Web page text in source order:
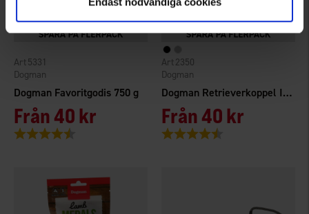
Dogman Favoritgodis 750 g
Dogman
5331
Från40 kr
Betyg:
Dogman Retrieverkoppel Iris
Dogman
2350
Från40 kr
Betyg: